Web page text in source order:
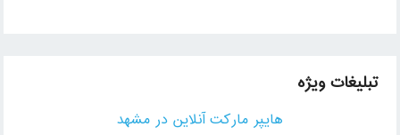
تبلیغات ویژه
هایپر مارکت آنلاین در مشهد